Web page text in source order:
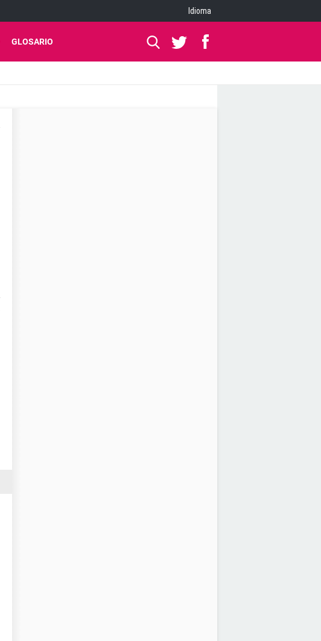
Idioma
GLOSARIO